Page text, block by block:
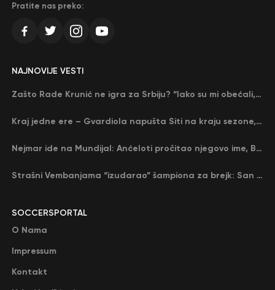
Pratite nas preko:
SOCCERSPORTAL
O Nama
Impressum
Kontakt
NAJNOVIJE VESTI
Zašto Rade Krunić ne igra za Srbiju? “Iako su mi obećali, niko me nije zvao…”
Kraj jedne ere – Gvardiola napušta Siti na kraju sezone, menja ga njegov nekadašnji rival
Nejmar ide na Mundijal: Anćeloti pročitao njegovo ime, Brazil u delirijumu (VIDEO)
Strašni Vembanjama “izudarao” šampiona za brejk: San Antonio poveo protiv Oklahome